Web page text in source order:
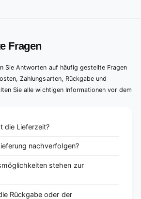
Fragen
Sie Antworten auf häufig gestellte Fragen
Zahlungsarten, Rückgabe und
Sie alle wichtigen Informationen vor dem
die Lieferzeit?
nachverfolgen?
stehen zur
Rückgabe oder der